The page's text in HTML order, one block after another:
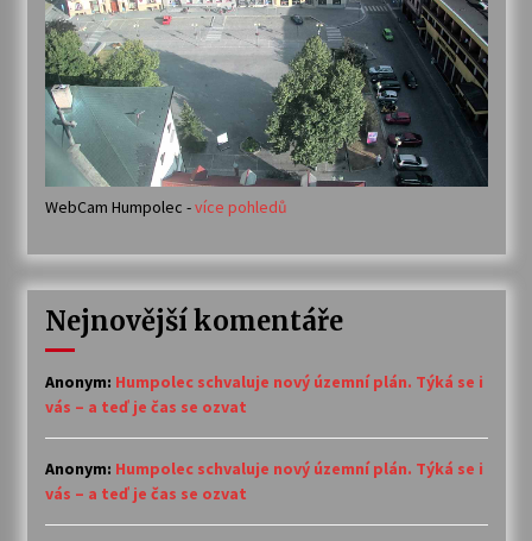
WebCam Humpolec -více pohledů
Nejnovější komentáře
Anonym: Humpolec schvaluje nový územní plán. Týká se i
vás – a teď je čas se ozvat
Anonym: Humpolec schvaluje nový územní plán. Týká se i
vás – a teď je čas se ozvat